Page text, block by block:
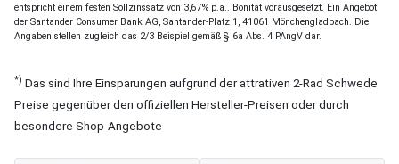
entspricht einem festen Sollzinssatz von 3,67% p.a.. Bonität vorausgesetzt. Ein Angebot
der Santander Consumer Bank AG, Santander-Platz 1, 41061 Mönchengladbach. Die
Angaben stellen zugleich das 2/3 Beispiel gemäß § 6a Abs. 4 PAngV dar.
*) Das sind Ihre Einsparungen aufgrund der attrativen 2-Rad Schwede
Preise gegenüber den offiziellen Hersteller-Preisen oder durch
besondere Shop-Angebote